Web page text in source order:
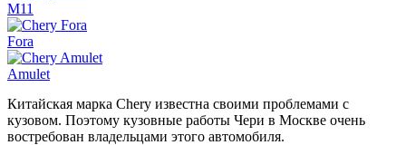
M11
Fora
Amulet
Китайская марка Chery известна своими проблемами с
кузовом. Поэтому кузовные работы Чери в Москве очень
востребован владельцами этого автомобиля.